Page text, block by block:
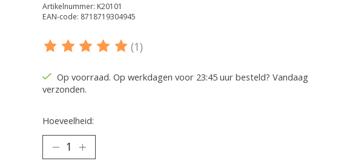
Artikelnummer: K20101
EAN-code: 8718719304945
De beoordeling van dit product is
(1)
Op voorraad. Op werkdagen voor 23:45 uur besteld? Vandaag
verzonden.
Hoeveelheid: